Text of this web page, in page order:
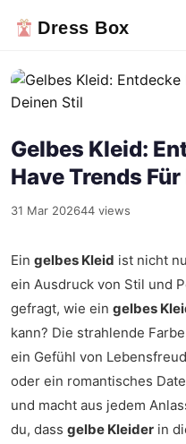
Dress Box
Gelbes Kleid:
Have Trends
31 Mar 202644 views
Ein gelbes Kleid ist nicht
ein Ausdruck von Stil und
gefragt, wie ein gelbes
kann? Die strahlende
ein Gefühl von
oder ein romantisches
und macht aus jedem
du, dass gelbe Kleider in